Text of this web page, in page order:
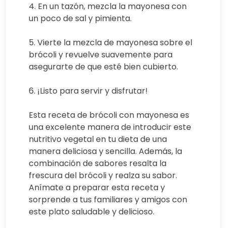
4. En un tazón, mezcla la mayonesa con
un poco de sal y pimienta.
5. Vierte la mezcla de mayonesa sobre el
brócoli y revuelve suavemente para
asegurarte de que esté bien cubierto.
6. ¡Listo para servir y disfrutar!
Esta receta de brócoli con mayonesa es
una excelente manera de introducir este
nutritivo vegetal en tu dieta de una
manera deliciosa y sencilla. Además, la
combinación de sabores resalta la
frescura del brócoli y realza su sabor.
Anímate a preparar esta receta y
sorprende a tus familiares y amigos con
este plato saludable y delicioso.